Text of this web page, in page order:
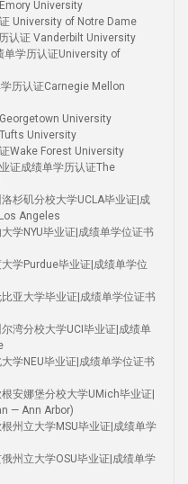
University
University of Notre Dame
认证 Vanderbilt University
单学历认证University of
历认证Carnegie Mellon
University
University
Wake Forest University
证成绩单学历认证The
杉矶分校大学UCLA毕业证|成
Angeles
学NYU毕业证|成绩单学位证书
学Purdue毕业证|成绩单学位
亚大学毕业证|成绩单学位证书
湾分校大学UCI毕业证|成绩单
学NEU毕业证|成绩单学位证书
安娜堡分校大学UMich毕业证|
— Ann Arbor)
州立大学MSU毕业证|成绩单学
州立大学OSU毕业证|成绩单学